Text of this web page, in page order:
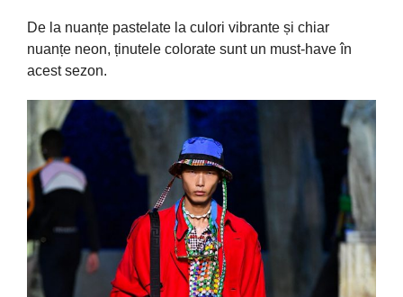
De la nuanțe pastelate la culori vibrante și chiar
nuanțe neon, ținutele colorate suntun must-haveîn
acest sezon.